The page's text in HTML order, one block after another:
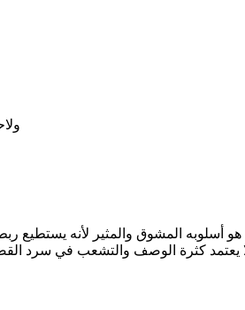
هو أسلوبه المشوق والمثير لأنه